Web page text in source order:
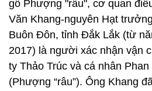
gỗ Phượng "râu", cơ quan
Văn Khang-nguyên Hạt
Buôn Đôn, tỉnh Đắk Lắk (từ
2017) là người xác nhận vận
ty Thảo Trúc và cá nhân
(Phượng “râu”). Ông Khang